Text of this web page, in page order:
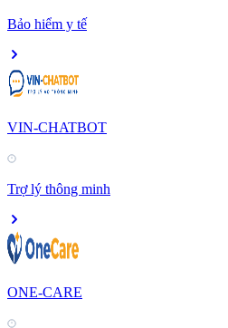
Bảo hiểm y tế
VIN-CHATBOT
Trợ lý thông minh
ONE-CARE